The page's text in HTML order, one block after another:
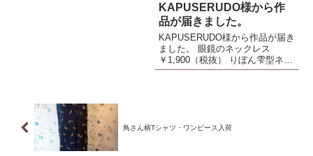
KAPUSERUDO様から作
品が届きました。
KAPUSERUDO様から作品が届き
ました。 眼鏡のネックレス
￥1,900（税抜） りぼん雫型ネッ
クレス ￥1,000（税抜） パール
鳥さん柄Tシャツ・ワンピース入荷